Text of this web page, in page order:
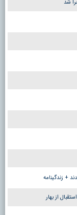
شد
+ زندگینامه
از بهار